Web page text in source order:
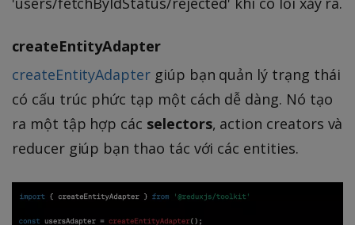
createEntityAdapter
createEntityAdaptergiúp bạn quản lý trạng thái
có cấu trúc phức tạp một cách dễ dàng. Nó tạo
ra một tập hợp các selectors, action creators và
reducer giúp bạn thao tác với các entities.